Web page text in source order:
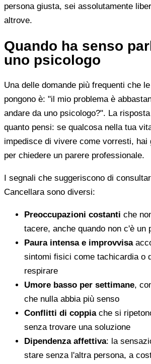
persona giusta, sei assolutamente
altrove.
Quando ha senso
uno psicologo
Una delle domande più frequenti che
pongono è: "il mio problema è
andare da uno psicologo?". La
quanto pensi: se qualcosa nella tua
impedisce di vivere come vorresti, hai
per chiedere un parere professionale.
I segnali che suggeriscono di
Cancellara sono diversi:
Preoccupazioni costanti che
tacere, anche quando non c'è un
Paura intensa e improvvisa
sintomi fisici come tachicardia o
respirare
Umore basso per settimane,
che nulla abbia più senso
Conflitti di coppiache si
senza trovare una soluzione
Dipendenza affettiva: la
stare senza l'altra persona, a